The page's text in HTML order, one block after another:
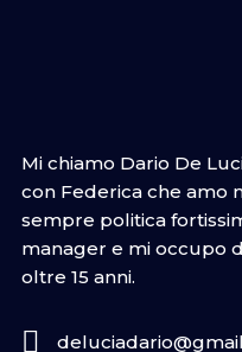
Mi chiamo Dario De
con Federica che amo
sempre politica
manager e mi occupo
oltre 15 anni.